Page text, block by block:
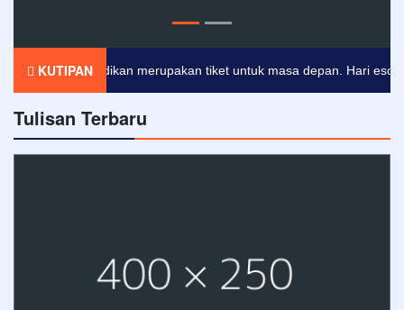
KUTIPAN
Pendidikan merupakan tiket untuk masa depan. Hari esok
Tulisan Terbaru